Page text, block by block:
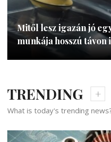
Mitől lesz igazán jó
munkája hosszú távon
TRENDING
What is today's trending